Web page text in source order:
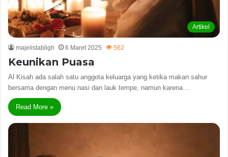
Artikel
majelistabligh 6 Maret 2025 562
Keunikan Puasa
Al Kisah ada salah satu anggota keluarga yang ketika makan sahur
bersama dengan menu nasi dan lauk tempe, namun karena…
Read More »